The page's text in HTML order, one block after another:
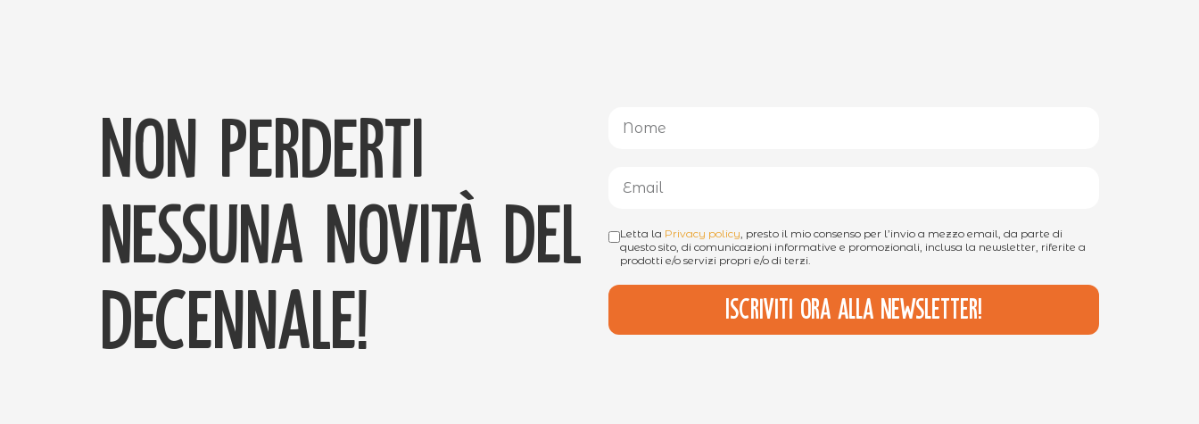
Non perderti
nessuna novità del
decennale!
Letta la Privacy policy, presto il mio consenso per l’invio a mezzo email, da parte di
questo sito, di comunicazioni informative e promozionali, inclusa la newsletter, riferite a
prodotti e/o servizi propri e/o di terzi.
Iscriviti ora alla newsletter!